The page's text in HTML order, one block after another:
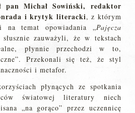
pan Michał Sowiński, redaktor
i krytyk literacki, z którym
na temat opowiadania „Pajęcza
zauważyli, że w tekstach
płynnie przechodzi w to,
Przekonali się też, że styl
i metafor.
płynących ze spotkania
światowej literatury niech
„na gorąco” przez uczennicę